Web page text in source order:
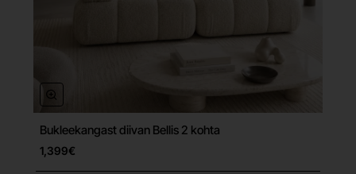
Bukleekangast diivan Bellis 2 kohta
1,399€